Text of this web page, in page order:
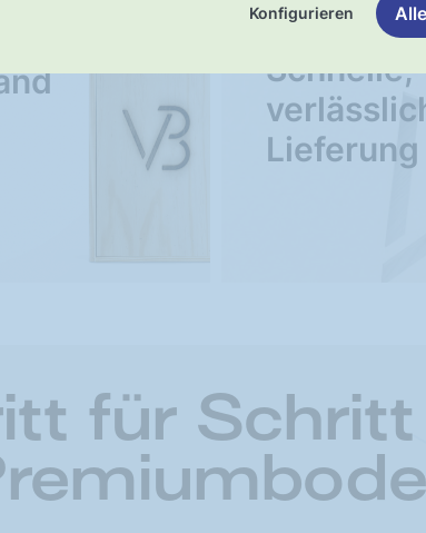
Konfigurieren
Schnelle,
Lieferung
UNSER
für